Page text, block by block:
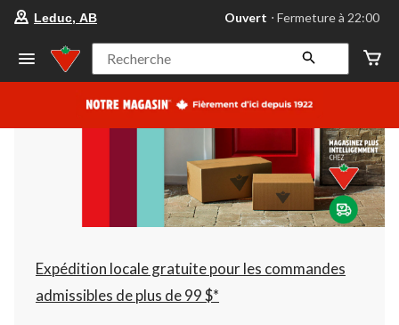
votre
préféré
Leduc,
AB,
courament
Fermeture
à
22:00
cliquer
pour
changer
Leduc, AB Ouvert ⋅ Fermeture à 22:00
Recherche
Expédition locale gratuite pour les commandes
admissibles de plus de 99 $*